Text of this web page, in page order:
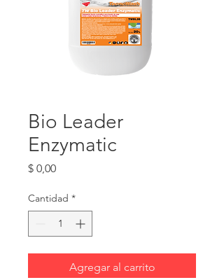
Bio Leader
Enzymatic
$ 0,00Precio
Cantidad *
Agregar al carrito